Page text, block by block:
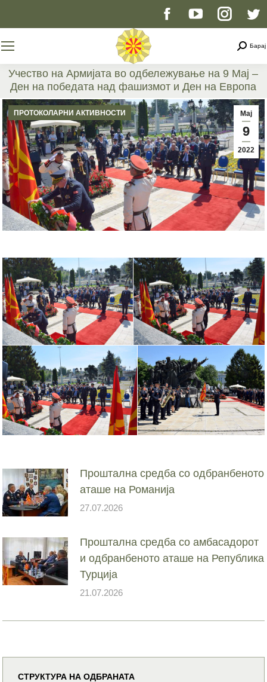
Facebook
opens
in
new
window
YouTube
opens
in
new
window
page
opens
in
new
window
Барај
Учество на Армијата во одбележување на 9 Мај –
Ден на победата над фашизмот и Ден на Европа
You are here:
Мај
9
2022
ПРОТОКОЛАРНИ АКТИВНОСТИ
Проштална средба со одбранбеното
аташе на Романија
27.07.2026
Проштална средба со амбасадорот
и одбранбеното аташе на Република
Турција
21.07.2026
СТРУКТУРА НА ОДБРАНАТА